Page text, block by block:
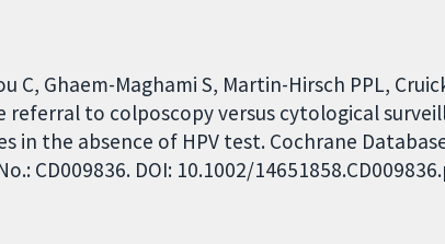
C, Ghaem-Maghami S, Martin-Hirsch PPL,
referral to colposcopy versus cytological
in the absence of HPV test. Cochrane
CD009836. DOI: 10.1002/